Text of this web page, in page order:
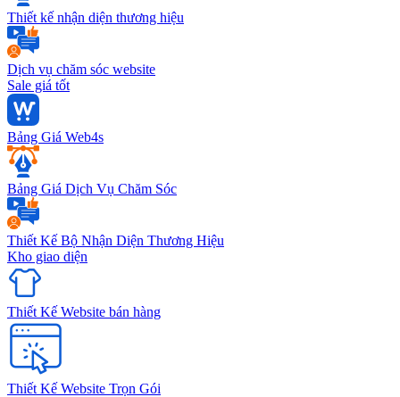
Thiết kế nhận diện thương hiệu
Dịch vụ chăm sóc website
Sale giá tốt
Bảng Giá Web4s
Bảng Giá Dịch Vụ Chăm Sóc
Thiết Kế Bộ Nhận Diện Thương Hiệu
Kho giao diện
Thiết Kế Website bán hàng
Thiết Kế Website Trọn Gói